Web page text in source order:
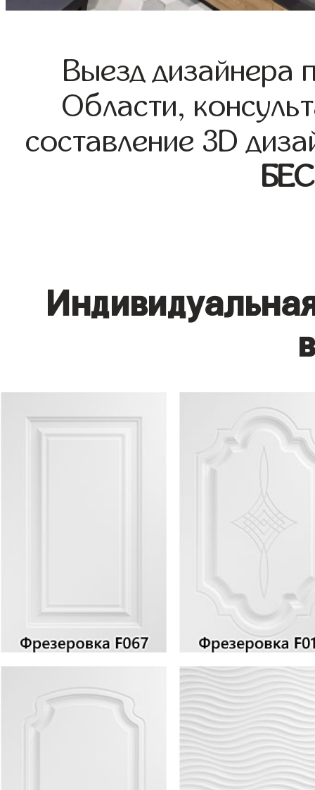
Выезд дизайнера
Области,
составление 3D